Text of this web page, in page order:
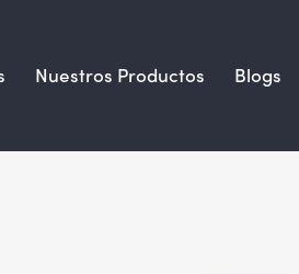
Nuestros Productos Blogs